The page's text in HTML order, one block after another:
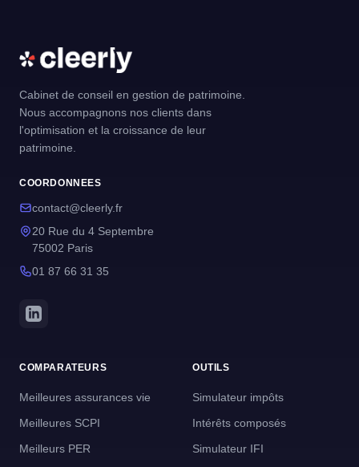
Cabinet de conseil en gestion de patrimoine.
Nous accompagnons nos clients dans
l'optimisation et la croissance de leur
patrimoine.
COORDONNEES
contact@cleerly.fr
20 Rue du 4 Septembre
75002 Paris
01 87 66 31 35
COMPARATEURS
Meilleures assurances vie
Meilleures SCPI
Meilleurs PER
OUTILS
Simulateur impôts
Intérêts composés
Simulateur IFI